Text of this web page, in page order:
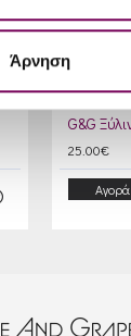
Άρνηση
25.00€
Αγορά